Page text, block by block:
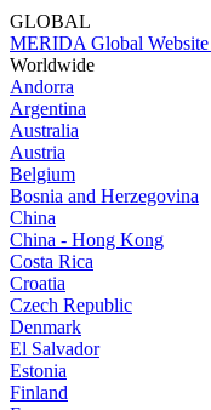
GLOBAL
MERIDA Global
Worldwide
Andorra
Argentina
Australia
Austria
Belgium
Bosnia and Herzegovina
China
China - Hong Kong
Costa Rica
Croatia
Czech Republic
Denmark
El Salvador
Estonia
Finland